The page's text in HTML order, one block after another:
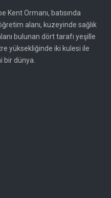
Kent Ormanı, batısında
alanı, kuzeyinde sağlık
bulunan dört tarafı yeşille
yüksekliğinde iki kulesi ile
bir dünya.